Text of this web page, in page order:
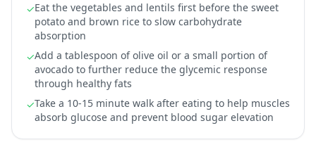
✓Eat the vegetables and lentils first before the sweet
potato and brown rice to slow carbohydrate
absorption
✓Add a tablespoon of olive oil or a small portion of
avocado to further reduce the glycemic response
through healthy fats
✓Take a 10-15 minute walk after eating to help muscles
absorb glucose and prevent blood sugar elevation